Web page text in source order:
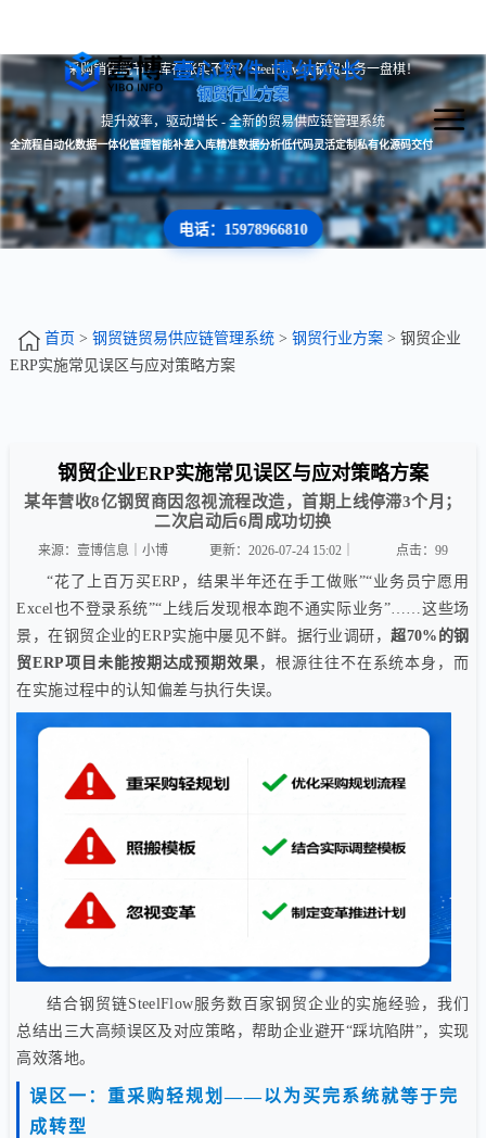
壹心软件 博纳众长
采购销售脱节？库存账实不符？SteelFlow让钢贸业务一盘棋！
钢贸行业方案
提升效率，驱动增长 - 全新的贸易供应链管理系统
全流程自动化数据一体化管理智能补差入库精准数据分析低代码灵活定制私有化源码交付
电话：15978966810
首页 > 钢贸链贸易供应链管理系统> 钢贸行业方案> 钢贸企业
ERP实施常见误区与应对策略方案
钢贸企业ERP实施常见误区与应对策略方案
某年营收8亿钢贸商因忽视流程改造，首期上线停滞3个月；
二次启动后6周成功切换
来源：壹博信息｜小博 更新：2026-07-24 15:02｜ 点击：99
“花了上百万买ERP，结果半年还在手工做账”“业务员宁愿用
Excel也不登录系统”“上线后发现根本跑不通实际业务”……这些场
景，在钢贸企业的ERP实施中屡见不鲜。据行业调研，超70%的钢
贸ERP项目未能按期达成预期效果 ，根源往往不在系统本身，而
在实施过程中的认知偏差与执行失误。
结合钢贸链SteelFlow服务数百家钢贸企业的实施经验，我们
总结出三大高频误区及对应策略，帮助企业避开“踩坑陷阱”，实现
高效落地。
误区一：重采购轻规划——以为买完系统就等于完
成转型